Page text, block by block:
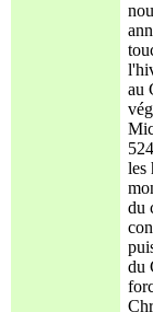
au
524
les
du
du